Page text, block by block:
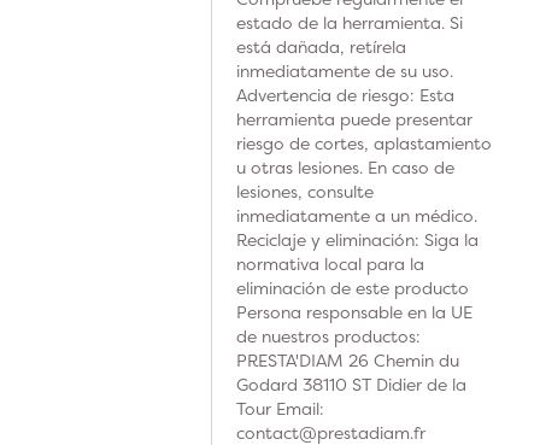
estado de la herramienta. Si
está dañada, retírela
inmediatamente de su uso.
Advertencia de riesgo: Esta
herramienta puede presentar
riesgo de cortes, aplastamiento
u otras lesiones. En caso de
lesiones, consulte
inmediatamente a un médico.
Reciclaje y eliminación: Siga la
normativa local para la
eliminación de este producto
Persona responsable en la UE
de nuestros productos:
PRESTA'DIAM 26 Chemin du
Godard 38110 ST Didier de la
Tour Email:
contact@prestadiam.fr